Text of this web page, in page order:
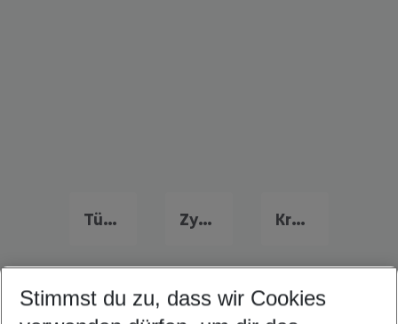
Türkei Urlaub Zypern Urlaub Kroatien Urlaub
Quicklinks
Stimmst du zu, dass wir Cookies